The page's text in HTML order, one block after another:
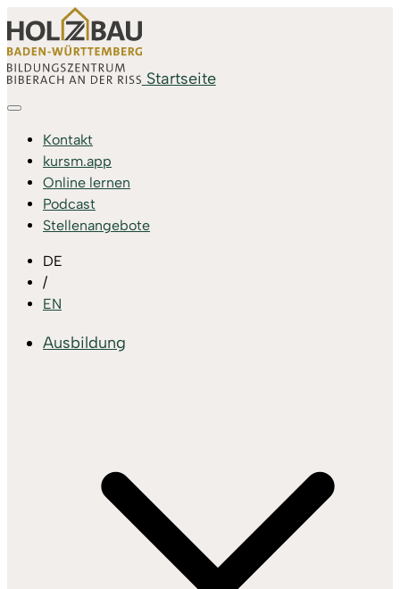
Startseite
Kontakt
kursm.app
Online lernen
Podcast
Stellenangebote
DE
/
EN
Ausbildung